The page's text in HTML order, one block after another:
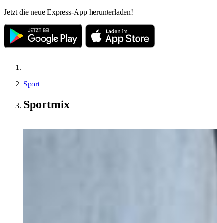
Jetzt die neue Express-App herunterladen!
Sport
Sportmix